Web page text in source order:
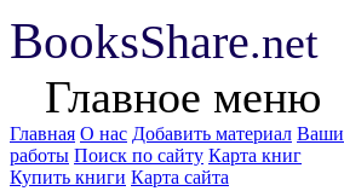
BooksShare.net
Главное меню
Главная О нас Добавить материал Ваши
работы Поиск по сайту Карта книг
Купить книги Карта сайта